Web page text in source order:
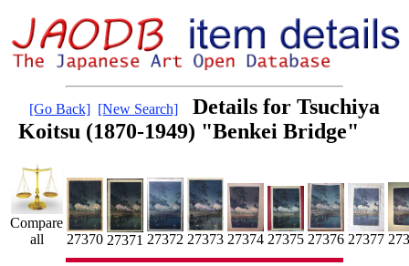
[Go Back] [New Search]
Details for Tsuchiya
Koitsu (1870-1949) "Benkei Bridge"
Compare
all
27370 27371 27372 27373 27374 27375 27376 27377